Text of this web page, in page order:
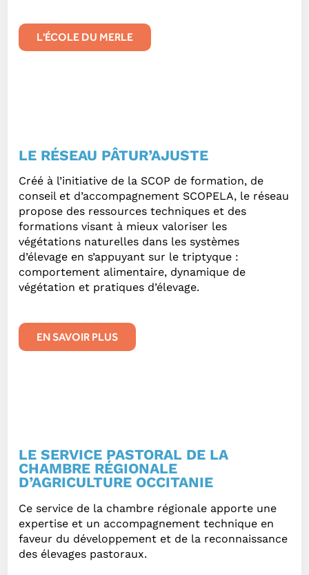
L'ÉCOLE DU MERLE
LE RÉSEAU PÂTUR’AJUSTE
Créé à l’initiative de la SCOP de formation, de
conseil et d’accompagnement SCOPELA, le réseau
propose des ressources techniques et des
formations visant à mieux valoriser les
végétations naturelles dans les systèmes
d’élevage en s’appuyant sur le triptyque :
comportement alimentaire, dynamique de
végétation et pratiques d’élevage.
EN SAVOIR PLUS
LE SERVICE PASTORAL DE LA
CHAMBRE RÉGIONALE
D’AGRICULTURE OCCITANIE
Ce service de la chambre régionale apporte une
expertise et un accompagnement technique en
faveur du développement et de la reconnaissance
des élevages pastoraux.